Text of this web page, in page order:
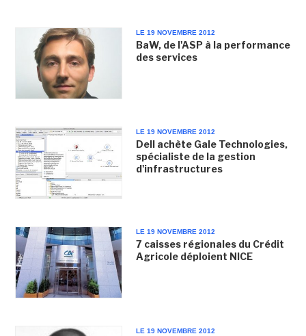
LE 19 NOVEMBRE 2012
BaW, de l'ASP à la performance
des services
LE 19 NOVEMBRE 2012
Dell achète Gale Technologies,
spécialiste de la gestion
d'infrastructures
LE 19 NOVEMBRE 2012
7 caisses régionales du Crédit
Agricole déploient NICE
LE 19 NOVEMBRE 2012